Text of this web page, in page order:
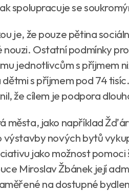
spolupracuje se
je, že pouze pětina
Ostatní podmínky
jednotlivcům s příjmem
s příjmem pod 74
že cílem je podpora
města, jako například
výstavby nových bytů
jako možnost pomoci
Miroslav Žbánek její
na dostupné